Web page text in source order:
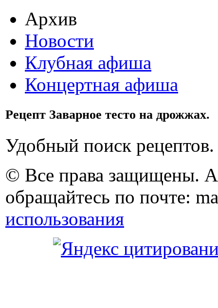
Архив
Новости
Клубная афиша
Концертная афиша
Рецепт Заварное тесто на дрожжах.
Удобный поиск рецептов.
© Все права защищены.
обращайтесь по почте:
использования